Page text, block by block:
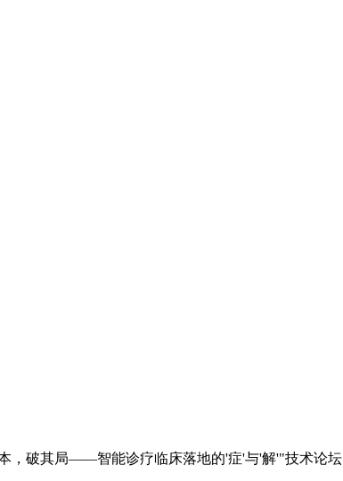
本，破其局——智能诊疗临床落地的'症'与'解'"技术论坛